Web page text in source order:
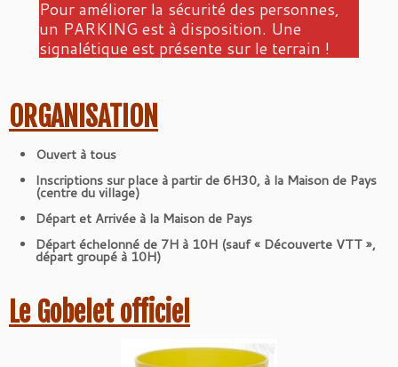
Pour améliorer la sécurité des personnes,
un PARKING est à disposition. Une
signalétique est présente sur le terrain !
ORGANISATION
Ouvert à tous
Inscriptions sur place à partir de 6H30, à la Maison de Pays
(centre du village)
Départ et Arrivée à la Maison de Pays
Départ échelonné de 7H à 10H (sauf « Découverte VTT »,
départ groupé à 10H)
Le Gobelet officiel